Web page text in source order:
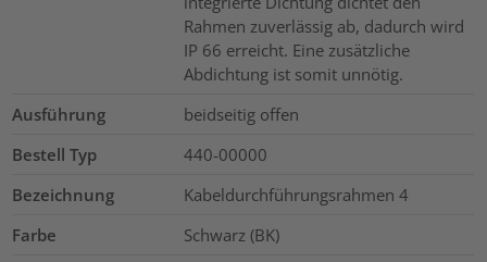
Rahmen zuverlässig ab, dadurch wird
IP 66 erreicht. Eine zusätzliche
Abdichtung ist somit unnötig.
Ausführung
beidseitig offen
Bestell Typ
440-00000
Bezeichnung
Kabeldurchführungsrahmen 4
Farbe
Schwarz (BK)